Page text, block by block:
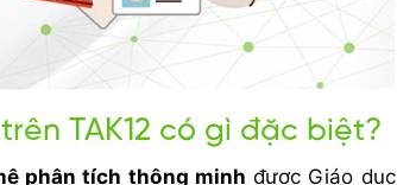
TAK12 có gì đặc biệt?
phân tích thông minh được Giáo dục